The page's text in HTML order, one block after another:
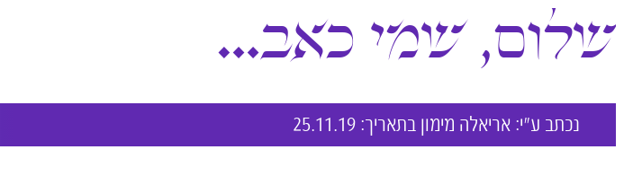
שלום, שמי כאב…
נכתב ע״י: אריאלה מימון בתאריך: 25.11.19